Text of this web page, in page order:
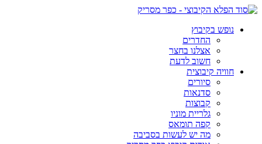
דלג
נופש בקיבוץ
החדרים
אצלנו בחצר
חשוב לדעת
חוויה קיבוצית
סיורים
סדנאות
קבוצות
גלריית מוניו
קפה תומאס
מה יש לעשות בסביבה